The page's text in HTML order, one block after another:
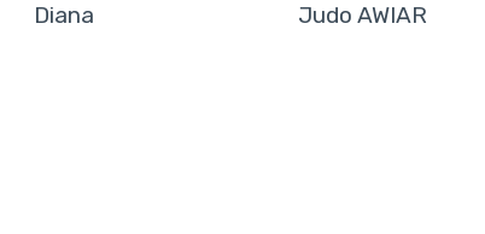
Diana Judo AWIAR